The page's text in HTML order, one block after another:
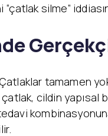
“çatlak silme”
tamamen
cildin yapısal